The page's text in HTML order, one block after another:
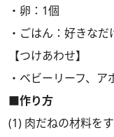
・卵：1個
・ごはん：好きなだ
【つけあわせ】
・ベビーリーフ、
■作り方
(1) 肉だねの材料を